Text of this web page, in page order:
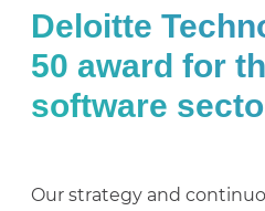
Deloitte
50 award for
software
Our strategy and